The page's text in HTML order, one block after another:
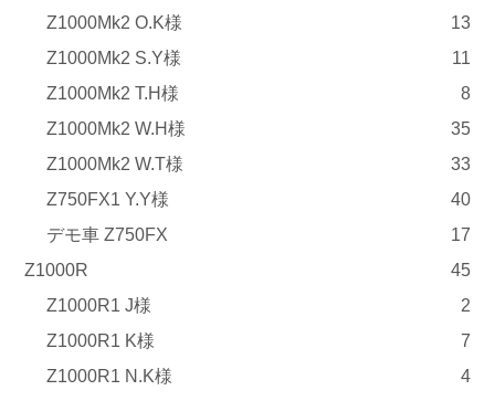
Z1000Mk2 O.K様
13
Z1000Mk2 S.Y様
11
Z1000Mk2 T.H様
8
Z1000Mk2 W.H様
35
Z1000Mk2 W.T様
33
Z750FX1 Y.Y様
40
デモ車 Z750FX
17
Z1000R
45
Z1000R1 J様
2
Z1000R1 K様
7
Z1000R1 N.K様
4